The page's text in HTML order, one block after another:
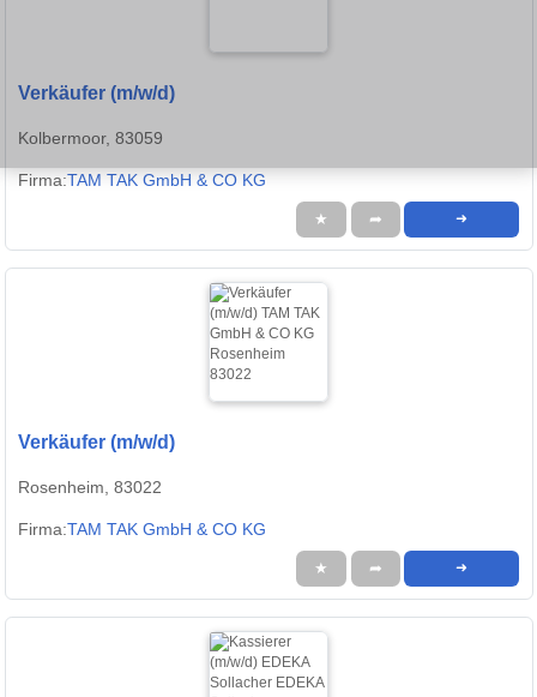
Verkäufer (m/w/d)
Kolbermoor, 83059
Firma:TAM TAK GmbH & CO KG
★ ➦ ➜
Verkäufer (m/w/d)
Rosenheim, 83022
Firma:TAM TAK GmbH & CO KG
★ ➦ ➜